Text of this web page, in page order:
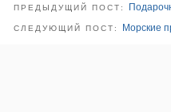
ПРЕДЫДУЩИЙ ПОСТ:
СЛЕДУЮЩИЙ ПОСТ: Морские